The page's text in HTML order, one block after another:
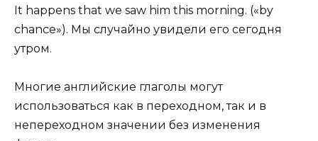
It happens that we saw him this morning. («by
chance»). Мы случайно увидели его сегодня
утром.
Многие английские глаголы могут
использоваться как в переходном, так и в
непереходном значении без изменения